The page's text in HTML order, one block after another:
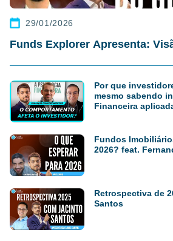
29/01/2026
Funds Explorer Apresenta:
Por que
mesmo sabendo
Financeira
Fundos
2026? feat.
Retrospectiva de
Santos